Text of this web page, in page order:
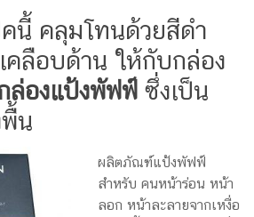
นี้ คลุมโทนด้วยสีดำ
คลือบด้าน ให้กับกล่อง
ล่องแป้งพัฟฟ์ ซึ่งเป็น
น
ผลิตภัณฑ์แป้งพัฟฟ์
สำหรับ คนหน้าร่อน หน้า
ลอก หน้าละลายจากเหงื่อ